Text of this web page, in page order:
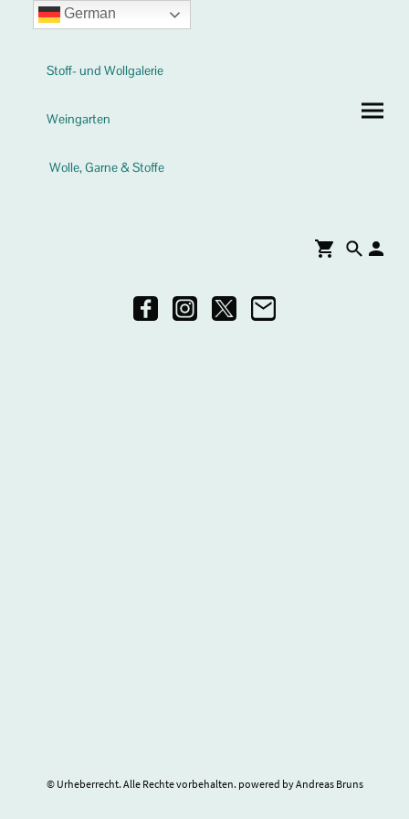
Stoff- und Wollgalerie
Weingarten
Wolle, Garne & Stoffe
© Urheberrecht. Alle Rechte vorbehalten. powered by Andreas Bruns
German